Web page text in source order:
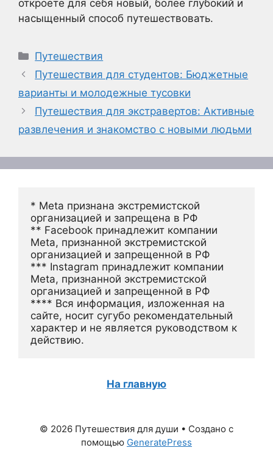
откроете для себя новый, более глубокий и
насыщенный способ путешествовать.
Рубрики
Путешествия
Путешествия для студентов: Бюджетные
варианты и молодежные тусовки
Путешествия для экстравертов: Активные
развлечения и знакомство с новыми людьми
* Meta признана экстремистской
организацией и запрещена в РФ
** Facebook принадлежит компании
Meta, признанной экстремистской
организацией и запрещенной в РФ
*** Instagram принадлежит компании
Meta, признанной экстремистской
организацией и запрещенной в РФ
**** Вся информация, изложенная на
сайте, носит сугубо рекомендательный
характер и не является руководством к
действию.
На главную
© 2026 Путешествия для души • Создано с
помощью GeneratePress